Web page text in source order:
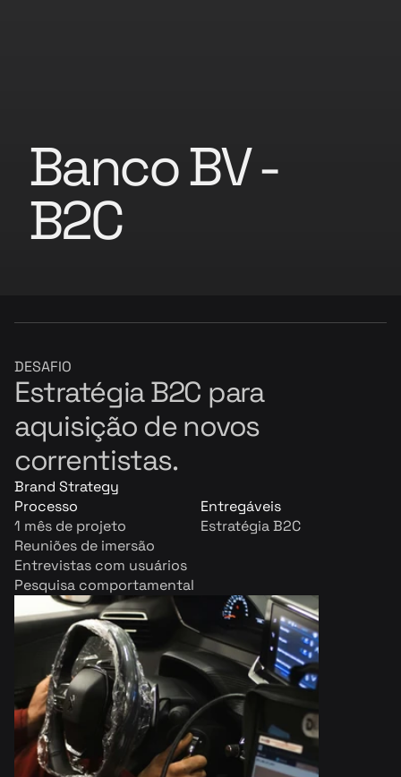
Banco BV -
B2C
DESAFIO
Estratégia B2C para
aquisição de novos
correntistas.
Brand Strategy
Processo
1 mês de projeto
Reuniões de imersão
Entrevistas com usuários
Pesquisa comportamental
Entregáveis
Estratégia B2C